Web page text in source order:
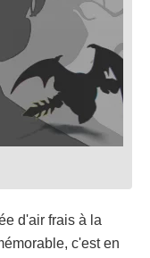
d'air frais à la
c'est en